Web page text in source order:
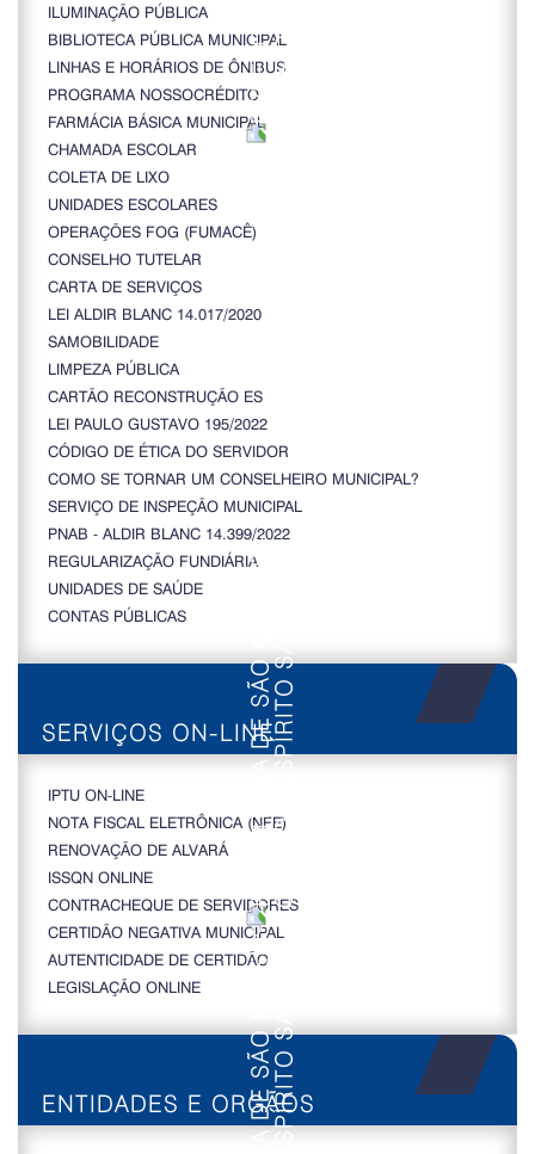
ILUMINAÇÃO PÚBLICA
BIBLIOTECA PÚBLICA MUNICIPAL
LINHAS E HORÁRIOS DE ÔNIBUS
PROGRAMA NOSSOCRÉDITO
FARMÁCIA BÁSICA MUNICIPAL
CHAMADA ESCOLAR
COLETA DE LIXO
UNIDADES ESCOLARES
OPERAÇÕES FOG (FUMACÊ)
CONSELHO TUTELAR
CARTA DE SERVIÇOS
LEI ALDIR BLANC 14.017/2020
SAMOBILIDADE
LIMPEZA PÚBLICA
CARTÃO RECONSTRUÇÃO ES
LEI PAULO GUSTAVO 195/2022
CÓDIGO DE ÉTICA DO SERVIDOR
COMO SE TORNAR UM CONSELHEIRO MUNICIPAL?
SERVIÇO DE INSPEÇÃO MUNICIPAL
PNAB - ALDIR BLANC 14.399/2022
REGULARIZAÇÃO FUNDIÁRIA
UNIDADES DE SAÚDE
CONTAS PÚBLICAS
SERVIÇOS ON-LINE
IPTU ON-LINE
NOTA FISCAL ELETRÔNICA (NFE)
RENOVAÇÃO DE ALVARÁ
ISSQN ONLINE
CONTRACHEQUE DE SERVIDORES
CERTIDÃO NEGATIVA MUNICIPAL
AUTENTICIDADE DE CERTIDÃO
LEGISLAÇÃO ONLINE
ENTIDADES E ORGÃOS